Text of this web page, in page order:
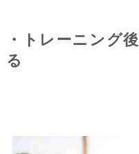
・トレーニング
る